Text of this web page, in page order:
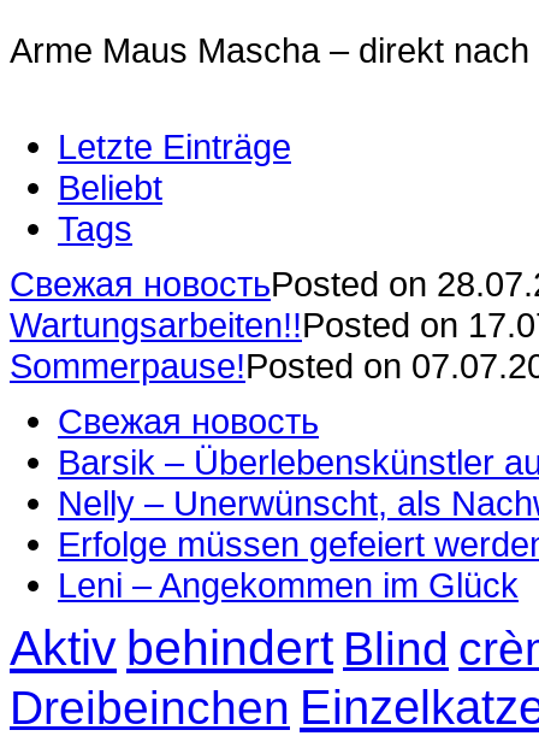
Arme Maus Mascha – direkt nach
Letzte Einträge
Beliebt
Tags
Свежая новостьPosted on
Wartungsarbeiten!!Posted on
Sommerpause!Posted on
Свежая новость
Barsik – Überlebenskünstler
Nelly – Unerwünscht, als
Erfolge müssen gefeiert
Leni – Angekommen im Glück
Aktiv behindert Blind
Dreibeinchen